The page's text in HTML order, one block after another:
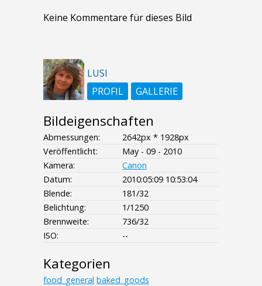
Keine Kommentare für dieses Bild
LUSI
PROFIL
GALLERIE
Bildeigenschaften
Abmessungen:
2642px * 1928px
Veröffentlicht:
May - 09 - 2010
Kamera:
Canon
Datum:
2010:05:09 10:53:04
Blende:
181/32
Belichtung:
1/1250
Brennweite:
736/32
ISO:
--
Kategorien
food_general baked_goods